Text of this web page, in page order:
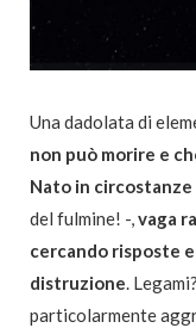
Una dadolata di
non può morire e
Nato in
del fulmine! -,vaga
cercando risposte
distruzione.
particolarmente